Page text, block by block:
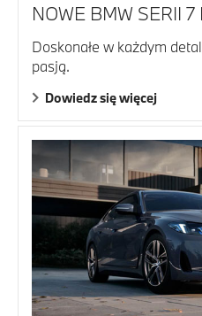
NOWE BMW SERII
Doskonałe w każdym
pasją.
Dowiedz się więcej